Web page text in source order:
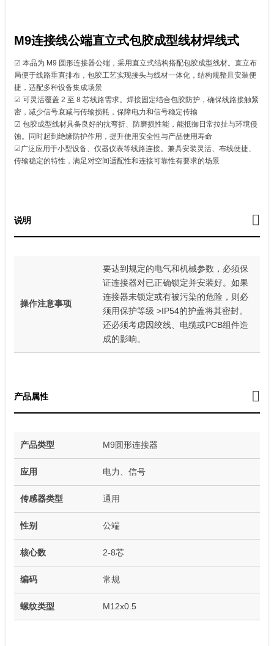
M9连接线公端直立式包胶成型线材焊线式
☑ 本品为 M9 圆形连接器公端，采用直立式结构搭配包胶成型线材。直立布
局便于线路垂直排布，包胶工艺实现接头与线材一体化，结构规整且安装便
捷，适配多种设备集成场景
☑ 可灵活覆盖 2 至 8 芯线路需求。焊接固定结合包胶防护，确保线路接触紧
密，减少信号衰减与传输损耗，保障电力和信号稳定传输
☑ 包胶成型线材具备良好的抗弯折、防磨损性能，能抵御日常拉扯与环境侵
蚀。同时起到绝缘防护作用，提升使用安全性与产品使用寿命
☑广泛应用于小型设备、仪器仪表等线路连接。兼具安装灵活、布线便捷、
传输稳定的特性，满足对空间适配性和连接可靠性有要求的场景
说明
操作注意事项
要达到规定的电气和机械参数，必须保
证连接器对已正确锁定并安装好。如果
连接器未锁定或有被污染的危险，则必
须用保护等级 >IP54的护盖将其密封。
还必须考虑因绞线、电缆或PCB组件造
成的影响。
产品属性
产品类型 M9圆形连接器
应用 电力、信号
传感器类型 通用
性别 公端
核心数 2-8芯
编码 常规
螺纹类型 M12x0.5